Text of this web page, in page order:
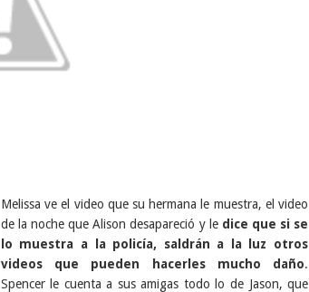
Melissa ve el video que su hermana le muestra, el video
de la noche que Alison desapareció y le dice que si se
lo muestra a la policía, saldrán a la luz otros
videos que pueden hacerles mucho daño.
Spencer le cuenta a sus amigas todo lo de Jason, que